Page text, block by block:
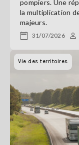
pompiers. Une
la multiplication
majeurs.
31/07/2026
Vie des territoires